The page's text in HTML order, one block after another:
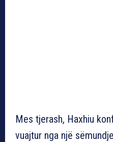
Mes tjerash, Haxhiu
vuajtur nga një